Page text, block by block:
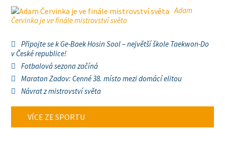
Adam
Červinka je ve finále mistrovství světa
Připojte se k Ge-Baek Hosin Sool – největší škole Taekwon-Do
v České republice!
Fotbalová sezona začíná
Maraton Zadov: Cenné 38. místo mezi domácí elitou
Návrat z mistrovství světa
VÍCE ZE SPORTU